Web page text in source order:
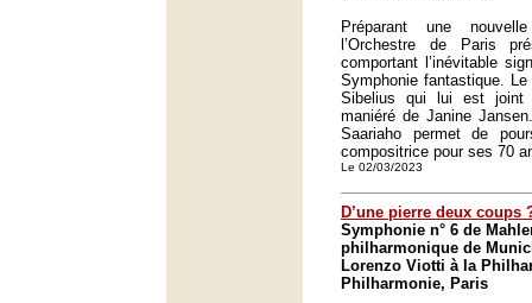
Préparant une
l’Orchestre de Paris
comportant l’inévitable
Symphonie fantastique.
Sibelius qui lui est
maniéré de Janine
Saariaho permet de
compositrice pour ses 70
Le 02/03/2023
D’une pierre deux coups
Symphonie n° 6 de
philharmonique de
Lorenzo Viotti à la
Philharmonie, Paris